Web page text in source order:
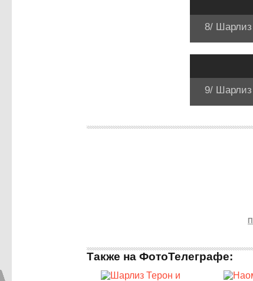
8/ Шарлиз
9/
Также на ФотоТелеграфе: